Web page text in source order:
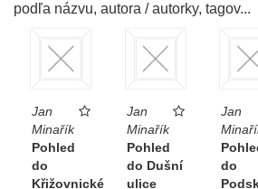
podľa názvu, autora / autorky, tagov...
Jan
Minařík
Pohled
do
Křižovnické
Jan
Minařík
Pohled
do Dušní
ulice
Jan
do